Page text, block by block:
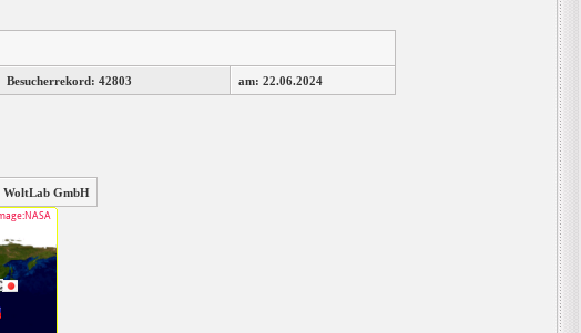
Besucherrekord: 42803 am: 22.06.2024
WoltLab GmbH